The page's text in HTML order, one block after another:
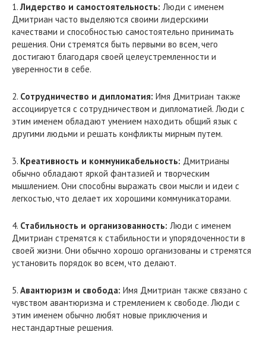
1.Лидерство и самостоятельность: Люди с именем
Дмитриан часто выделяются своими лидерскими
качествами и способностью самостоятельно принимать
решения. Они стремятся быть первыми во всем, чего
достигают благодаря своей целеустремленности и
уверенности в себе.
2. Сотрудничество и дипломатия: Имя Дмитриан также
ассоциируется с сотрудничеством и дипломатией. Люди с
этим именем обладают умением находить общий язык с
другими людьми и решать конфликты мирным путем.
3. Креативность и коммуникабельность: Дмитрианы
обычно обладают яркой фантазией и творческим
мышлением. Они способны выражать свои мысли и идеи с
легкостью, что делает их хорошими коммуникаторами.
4. Стабильность и организованность: Люди с именем
Дмитриан стремятся к стабильности и упорядоченности в
своей жизни. Они обычно хорошо организованы и стремятся
установить порядок во всем, что делают.
5. Авантюризм и свобода: Имя Дмитриан также связано с
чувством авантюризма и стремлением к свободе. Люди с
этим именем обычно любят новые приключения и
нестандартные решения.